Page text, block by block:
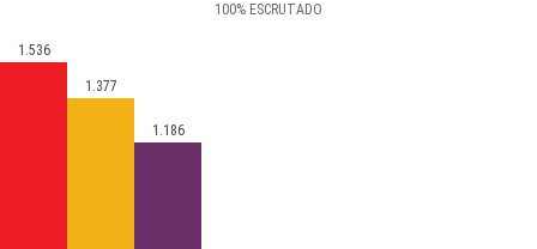
100% ESCRUTADO
1.536
1.377
1.186